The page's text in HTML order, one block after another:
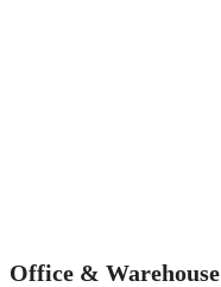
Office & Warehouse